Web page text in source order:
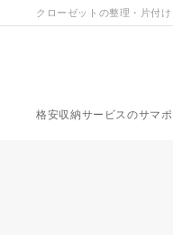
クローゼットの整理・片付
格安収納サービスのサマ